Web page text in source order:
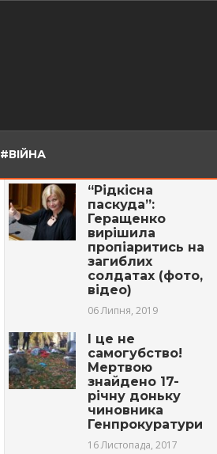
#ВІЙНА
“Рідкісна
паскуда”:
Геращенко
вирішила
пропіаритись на
загиблих
солдатах (фото,
відео)
06 Липня, 2019
І це не
самогубство!
Мертвою
знайдено 17-
річну доньку
чиновника
Генпрокуратури
16 Листопада, 2017